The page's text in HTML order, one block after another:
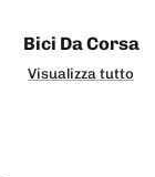
Bici Da Corsa
Visualizza tutto